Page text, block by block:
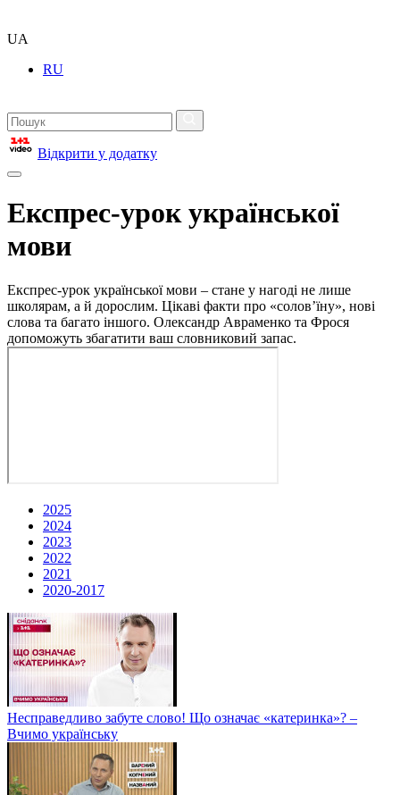
UA
RU
Відкрити у додатку
Експрес-урок української
мови
Експрес-урок української мови – стане у нагоді не лише
школярам, а й дорослим. Цікаві факти про «солов’їну», нові
слова та багато іншого. Олександр Авраменко та Фрося
допоможуть збагатити ваш словниковий запас.
2025
2024
2023
2022
2021
2020-2017
Несправедливо забуте слово! Що означає «катеринка»? –
Вчимо українську